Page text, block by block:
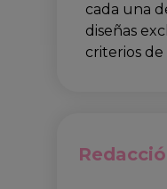
cada una
diseñas
criterios de